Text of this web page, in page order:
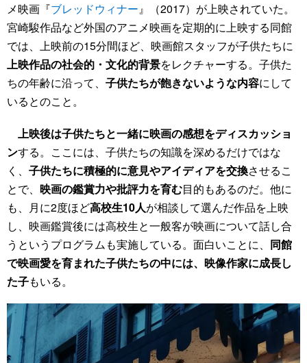
メ映画『ブレッドウィナー』（2017）が上映されていた。
宮崎駿作品など外国のアニメ映画を定期的に上映する同館
では、上映前の15分間ほど、映画館スタッフが子供たちに
上映作品の社会的・文化的背景をレクチャーする。子供た
ちの年齢に沿って、 子供たちが飽きないような内容にして
いるとのこと。
上映後は子供たちと一緒に映画の感想をディスカッショ
ンする。ここには、子供たちの知識を深めるだけではな
く、 子供たちに積極的に意見やアイディアを交換させるこ
とで、 映画の鑑賞力や批評力を育む目的もあるのだ。他に
も、月に2度ほど高校生10人が相談して選んだ作品を上映
し、映画鑑賞後には高校生と一般客が映画について話し合
うというプログラムも実施している。面白いことに、 同館
で映画愛を育まれた子供たちの中には、映像作家に成長し
た子もいる。